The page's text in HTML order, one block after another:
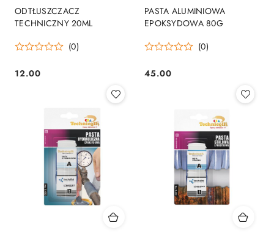
ODTŁUSZCZACZ
TECHNICZNY 20ML
(0)
Cena:
12.00
PASTA ALUMINIOWA
EPOKSYDOWA 80G
(0)
Cena:
45.00